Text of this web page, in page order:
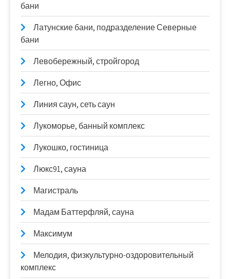
бани
Латунские бани, подразделение Северные
бани
Левобережный, стройгород
Легно, Офис
Линия саун, сеть саун
Лукоморье, банный комплекс
Лукошко, гостиница
Люкс91, сауна
Магистраль
Мадам Баттерфляй, сауна
Максимум
Мелодия, физкультурно-оздоровительный
комплекс